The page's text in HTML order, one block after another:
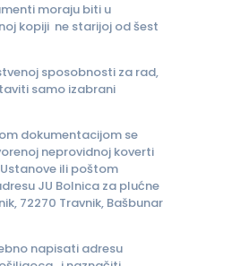
moraju biti u
kopiji ne starijoj od šest
sposobnosti za rad,
samo izabrani
dokumentacijom se
neprovidnoj koverti
ili poštom
JU Bolnica za plućne
72270 Travnik, Bašbunar
napisati adresu